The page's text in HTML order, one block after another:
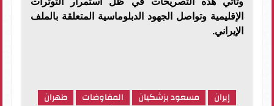
الإقليمية وتواصل الجهود الدبلوماسية المتعلقة بالملف
الإيراني.
إيران مسعود بزشكيان المفاوضات
طهران